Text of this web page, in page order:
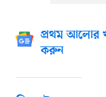
প্রথম আলোর
করুন